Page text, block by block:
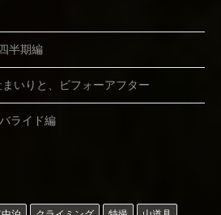
半期編
いりと、ビフォーアフター
ライド編